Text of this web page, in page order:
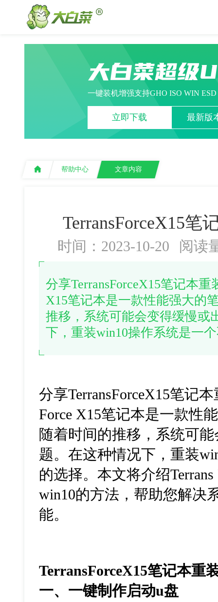
大白菜超级
一键装机增强支持GHO ISO WIN
立即下载 最新版
帮助中心 文章内容
TerransForceX15笔
时间：2023-10-20 阅读
分享TerransForceX15笔记本重
X15笔记本是一款性能强大的
推移，系统可能会变得缓慢或
下，重装win10操作系统是一
分享TerransForceX15笔记
Force X15笔记本是一款性
随着时间的推移，系统可
题。在这种情况下，重装
的选择。本文将介绍
win10的方法，帮助您解决
能。
TerransForceX15笔记本重
一、一键制作启动u盘